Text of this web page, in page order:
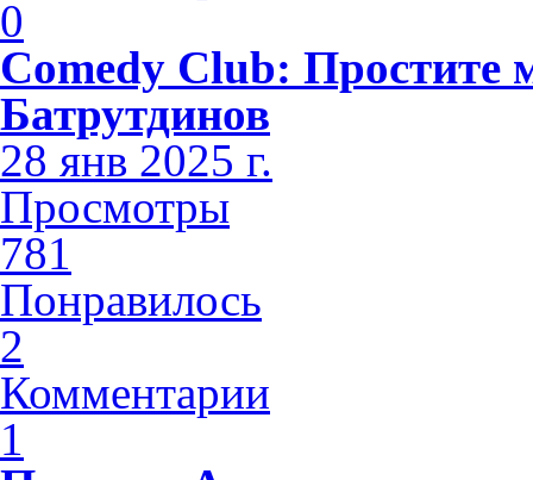
0
Comedy Club:
Батрутдинов
28 янв 2025 г.
Просмотры
781
Понравилось
2
Комментарии
1